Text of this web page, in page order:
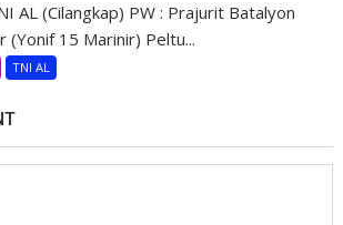
AL (Cilangkap) PW : Prajurit Batalyon
(Yonif 15 Marinir) Peltu...
TNI AL